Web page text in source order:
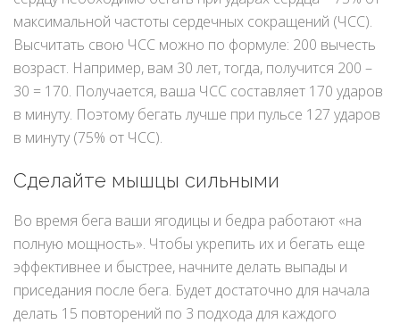
максимальной частоты сердечных сокращений (ЧСС).
Высчитать свою ЧСС можно по формуле: 200 вычесть
возраст. Например, вам 30 лет, тогда, получится 200 –
30 = 170. Получается, ваша ЧСС составляет 170 ударов
в минуту. Поэтому бегать лучше при пульсе 127 ударов
в минуту (75% от ЧСС).
Сделайте мышцы сильными
Во время бега ваши ягодицы и бедра работают «на
полную мощность». Чтобы укрепить их и бегать еще
эффективнее и быстрее, начните делать выпады и
приседания после бега. Будет достаточно для начала
делать 15 повторений по 3 подхода для каждого